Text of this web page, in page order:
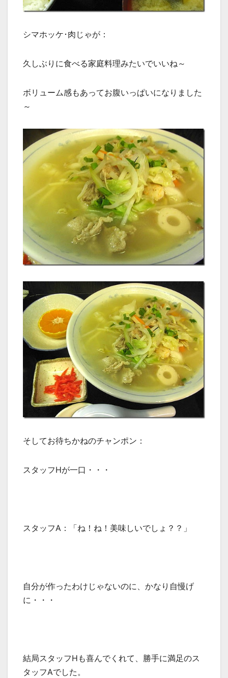
シマホッケ･肉じゃが：
久しぶりに食べる家庭料理みたいでいいね～
ボリューム感もあってお腹いっぱいになりました
～
そしてお待ちかねのチャンポン：
スタッフHが一口・・・
スタッフA：「ね！ね！美味しいでしょ？？」
自分が作ったわけじゃないのに、かなり自慢げ
に・・・
結局スタッフHも喜んでくれて、勝手に満足のス
タッフAでした。